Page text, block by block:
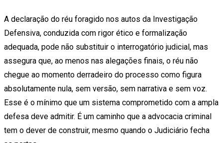
A declaração do réu foragido nos autos da Investigação
Defensiva, conduzida com rigor ético e formalização
adequada, pode não substituir o interrogatório judicial, mas
assegura que, ao menos nas alegações finais, o réu não
chegue ao momento derradeiro do processo como figura
absolutamente nula, sem versão, sem narrativa e sem voz.
Esse é o mínimo que um sistema comprometido com a ampla
defesa deve admitir. É um caminho que a advocacia criminal
tem o dever de construir, mesmo quando o Judiciário fecha